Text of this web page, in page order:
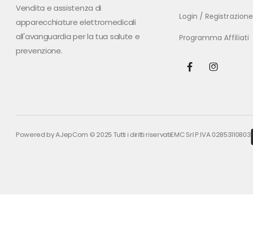
Vendita e assistenza di
apparecchiature elettromedicali
all'avanguardia per la tua salute e
prevenzione.
Login / Registrazione
Programma Affiliati
Powered byAJepCom © 2025 Tutti i diritti riservatiEMC Srl P.IVA 02853110803